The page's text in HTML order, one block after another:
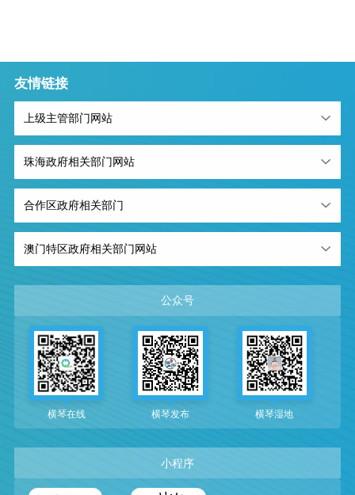
友情链接
上级主管部门网站
珠海政府相关部门网站
合作区政府相关部门
澳门特区政府相关部门网站
公众号
横琴在线 横琴发布 横琴湿地
小程序